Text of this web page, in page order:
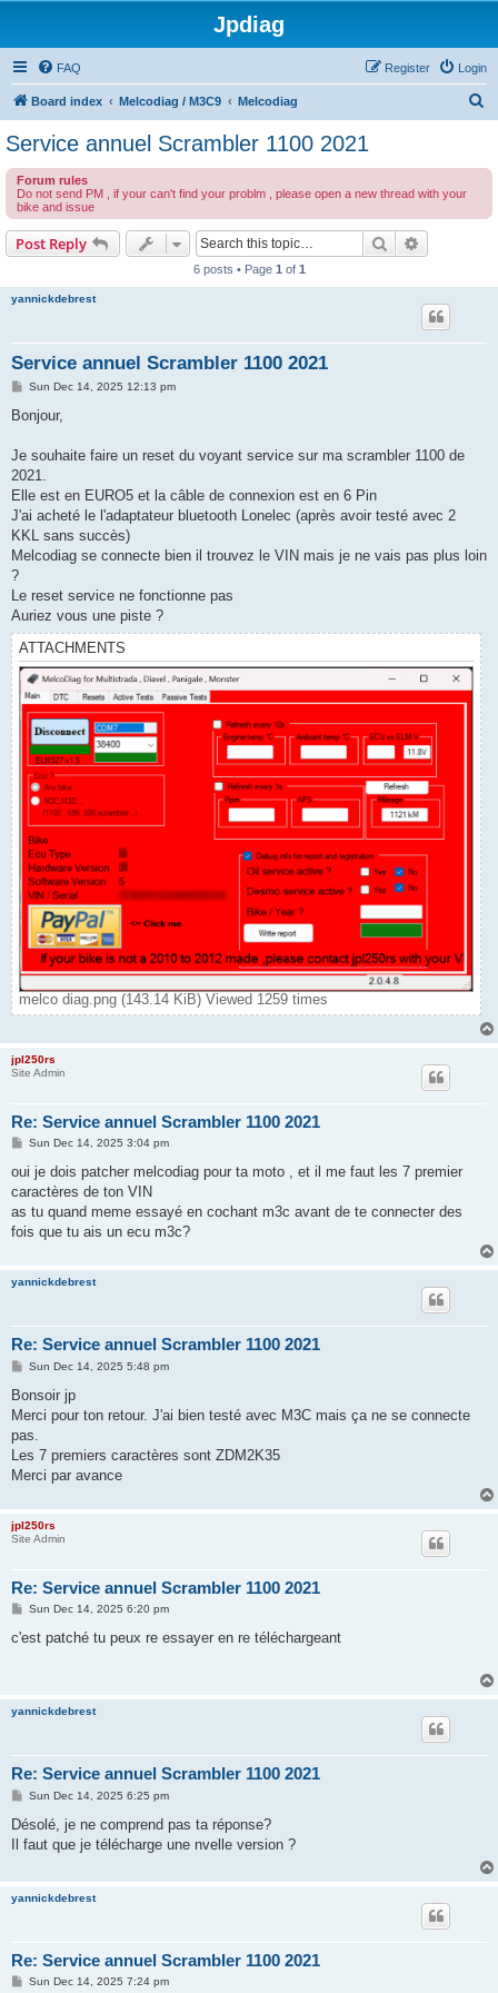
Jpdiag
FAQ Login
Register
Board index Melcodiag / M3C9 Melcodiag
Service annuel Scrambler 1100 2021
Forum rules
Do not send PM , if your can't find your problm , please open a new thread with your
bike and issue
Post Reply Search
6 posts • Page 1 of 1
yannickdebrest
Service annuel Scrambler 1100 2021
P
s
Sun Dec 14, 2025 12:13 pm
Bonjour,
Je souhaite faire un reset du voyant service sur ma scrambler 1100 de
2021.
Elle est en EURO5 et la câble de connexion est en 6 Pin
J'ai acheté le l'adaptateur bluetooth Lonelec (après avoir testé avec 2
KKL sans succès)
Melcodiag se connecte bien il trouvez le VIN mais je ne vais pas plus loin
?
Le reset service ne fonctionne pas
Auriez vous une piste ?
ATTACHMENTS
melco diag.png (143.14 KiB) Viewed 1259 times
jpl250rs
Site Admin
Re: Service annuel Scrambler 1100 2021
P
s
Sun Dec 14, 2025 3:04 pm
oui je dois patcher melcodiag pour ta moto , et il me faut les 7 premier
caractères de ton VIN
as tu quand meme essayé en cochant m3c avant de te connecter des
fois que tu ais un ecu m3c?
yannickdebrest
Re: Service annuel Scrambler 1100 2021
P
s
Sun Dec 14, 2025 5:48 pm
Bonsoir jp
Merci pour ton retour. J'ai bien testé avec M3C mais ça ne se connecte
pas.
Les 7 premiers caractères sont ZDM2K35
Merci par avance
jpl250rs
Site Admin
Re: Service annuel Scrambler 1100 2021
P
s
Sun Dec 14, 2025 6:20 pm
c'est patché tu peux re essayer en re téléchargeant
yannickdebrest
Re: Service annuel Scrambler 1100 2021
P
s
Sun Dec 14, 2025 6:25 pm
Désolé, je ne comprend pas ta réponse?
Il faut que je télécharge une nvelle version ?
yannickdebrest
Re: Service annuel Scrambler 1100 2021
PSun Dec 14, 2025 7:24 pm